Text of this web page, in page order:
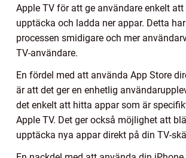
Apple TV för att ge användare enkelt
upptäcka och ladda ner appar. Detta
processen smidigare och mer
TV-användare.
En fördel med att använda App Store
är att det ger en enhetlig
det enkelt att hitta appar som är
Apple TV. Det ger också möjlighet att
upptäcka nya appar direkt på din TV-